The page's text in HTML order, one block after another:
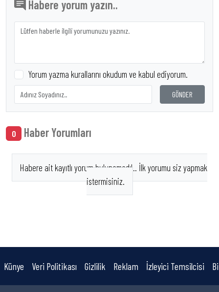
Habere yorum yazın..
Yorum yazma kurallarını okudum ve kabul ediyorum.
GÖNDER
0 Haber Yorumları
Habere ait kayıtlı yorum bulunamadı!.. İlk yorumu siz yapmak
istermisiniz.
Künye Veri Politikası Gizlilik Reklam İzleyici Temsilcisi